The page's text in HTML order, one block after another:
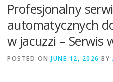
MONTAŻ SAUNY, SPA,
Profesjonalny
automatycznych
w jacuzzi – Serwis
POSTED ON JUNE 12, 2026 BY